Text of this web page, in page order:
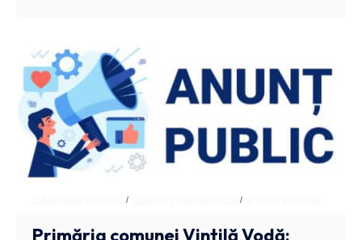
ADMINISTRATIV ANUNTURI BUZAU
Primăria comunei Vintilă Vodă: